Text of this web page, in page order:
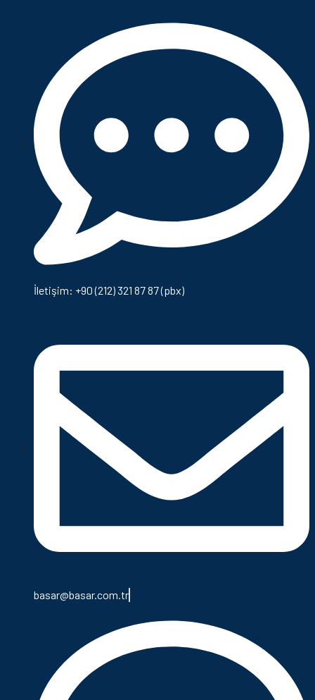
İletişim: +90 (212) 321 87 87 (pbx)
basar@basar.com.tr